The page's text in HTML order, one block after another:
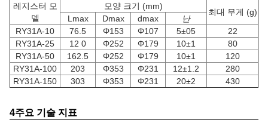
레지스터 모
델
모양 크기 (mm)
최대 무게 (g)
Lmax Dmax dmax
난
RY31A-10
76.5 Φ153 Φ107 5±05
22
RY31A-25
12 0 Φ252 Φ179 10±1
80
RY31A-50
162.5 Φ252 Φ179 10±1
120
RY31A-100
203 Φ353 Φ231 12±1.2
280
RY31A-150
303 Φ353 Φ231 20±2 430
4주요 기술 지표